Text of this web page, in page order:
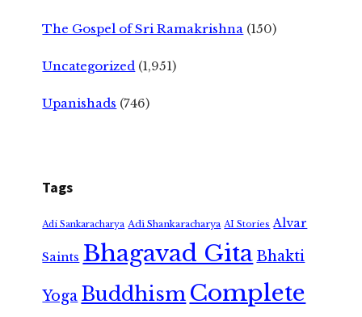
The Gospel of Sri Ramakrishna (150)
Uncategorized (1,951)
Upanishads (746)
Tags
Adi Sankaracharya Adi Shankaracharya AI Stories Alvar
Saints Bhagavad GitaBhakti
Yoga Buddhism Complete